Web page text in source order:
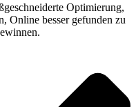
Optimierung,
Online besser gefunden zu